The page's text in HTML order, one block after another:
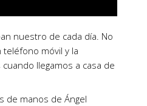
nuestro de cada día. No
teléfono móvil y la
llegamos a casa de
de manos de Ángel